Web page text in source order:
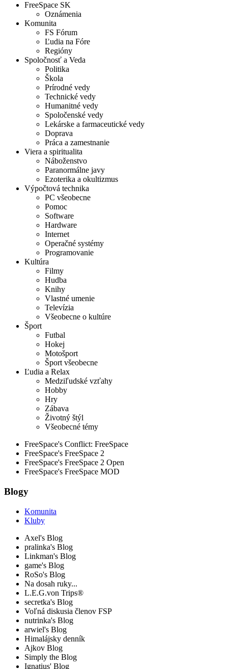
FreeSpace SK
Oznámenia
Komunita
FS Fórum
Ľudia na Fóre
Regióny
Spoločnosť a Veda
Politika
Škola
Prírodné vedy
Technické vedy
Humanitné vedy
Spoločenské vedy
Lekárske a farmaceutické vedy
Doprava
Práca a zamestnanie
Viera a spiritualita
Náboženstvo
Paranormálne javy
Ezoterika a okultizmus
Výpočtová technika
PC všeobecne
Pomoc
Software
Hardware
Internet
Operačné systémy
Programovanie
Kultúra
Filmy
Hudba
Knihy
Vlastné umenie
Televízia
Všeobecne o kultúre
Šport
Futbal
Hokej
Motošport
Šport všeobecne
Ľudia a Relax
Medziľudské vzťahy
Hobby
Hry
Zábava
Životný štýl
Všeobecné témy
FreeSpace's Conflict: FreeSpace
FreeSpace's FreeSpace 2
FreeSpace's FreeSpace 2 Open
FreeSpace's FreeSpace MOD
Blogy
Komunita
Kluby
Axel's Blog
pralinka's Blog
Linkman's Blog
game's Blog
RoSo's Blog
Na dosah ruky...
L.E.G.von Trips®
secretka's Blog
Voľná diskusia členov FSP
nutrinka's Blog
arwiel's Blog
Himalájsky denník
Ajkov Blog
Simply the Blog
Ignatius' Blog